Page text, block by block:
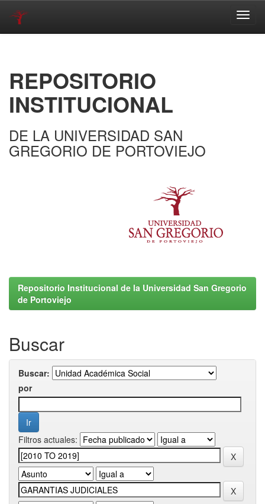
REPOSITORIO
INSTITUCIONAL
DE LA UNIVERSIDAD SAN
GREGORIO DE PORTOVIEJO
Repositorio Institucional de la Universidad San Gregorio
de Portoviejo
Buscar
Buscar:
por
Filtros actuales: